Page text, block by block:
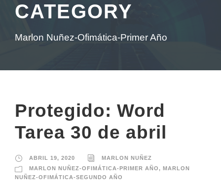
CATEGORY
Marlon Nuñez-Ofimática-Primer Año
Protegido: Word
Tarea 30 de abril
ABRIL 19, 2020
MARLON NUÑEZ
MARLON NUÑEZ-OFIMÁTICA-PRIMER AÑO, MARLON
NUÑEZ-OFIMÁTICA-SEGUNDO AÑO